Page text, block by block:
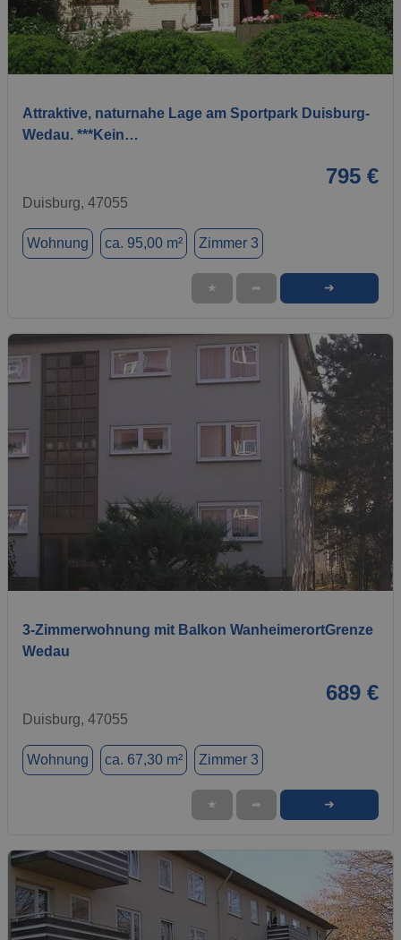
1 / 11
Attraktive, naturnahe Lage am Sportpark Duisburg-
Wedau. ***Kein…
795 €
Duisburg, 47055
Wohnung ca. 95,00 m² Zimmer 3
★ ➦ ➜
1 / 10
3-Zimmerwohnung mit Balkon WanheimerortGrenze
Wedau
689 €
Duisburg, 47055
Wohnung ca. 67,30 m² Zimmer 3
★ ➦ ➜